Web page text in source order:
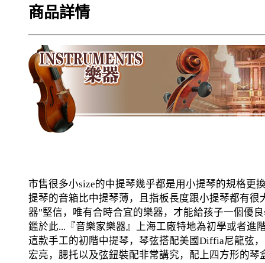
商品詳情
市售很多小size的中提琴幾乎都是用小提琴的規格更
提琴的音箱比中提琴薄，且指板長度跟小提琴都有很
器"堅信，唯有合時合宜的樂器，才能給孩子一個優
鑑於此...『音樂家樂器』上海工廠特地為初學或者進
這款手工的初階中提琴，琴弦搭配美國Diffia尼龍弦
宏亮，腮托以及弦鈕裝配非常講究，配上四方形的琴